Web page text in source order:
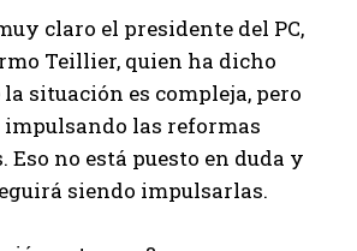
claro el presidente del PC,
Teillier, quien ha dicho
situación es compleja, pero
impulsando las reformas
no está puesto en duda y
siendo impulsarlas.